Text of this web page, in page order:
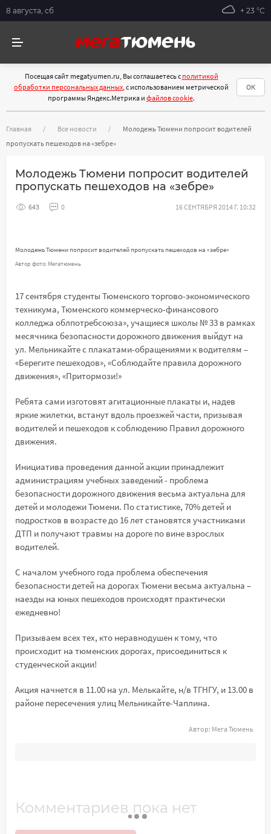
8 августа, сб + 23 °С
Посещая сайт megatyumen.ru, Вы соглашаетесь с политикой
обработки персональных данных, с использованием метрической
программы Яндекс.Метрика и файлов cookie.
ОК
Главная Все новости
Молодежь Тюмени попросит водителей
пропускать пешеходов на «зебре»
Молодежь Тюмени попросит водителей
пропускать пешеходов на «зебре»
643 0 16 СЕНТЯБРЯ 2014 Г. 10:32
Молодежь Тюмени попросит водителей пропускать пешеходов на «зебре»
Автор фото: Мегатюмень
17 сентября студенты Тюменского торгово-экономического
техникума, Тюменского коммерческо-финансового
колледжа облпотребсоюза», учащиеся школы № 33 в рамках
месячника безопасности дорожного движения выйдут на
ул. Мельникайте с плакатами-обращениями к водителям –
«Берегите пешеходов», «Соблюдайте правила дорожного
движения», «Притормози!»
Ребята сами изготовят агитационные плакаты и, надев
яркие жилетки, встанут вдоль проезжей части, призывая
водителей и пешеходов к соблюдению Правил дорожного
движения.
Инициатива проведения данной акции принадлежит
администрациям учебных заведений - проблема
безопасности дорожного движения весьма актуальна для
детей и молодежи Тюмени. По статистике, 70% детей и
подростков в возрасте до 16 лет становятся участниками
ДТП и получают травмы на дороге по вине взрослых
водителей.
С началом учебного года проблема обеспечения
безопасности детей на дорогах Тюмени весьма актуальна –
наезды на юных пешеходов происходят практически
ежедневно!
Призываем всех тех, кто неравнодушен к тому, что
происходит на тюменских дорогах, присоединиться к
студенческой акции!
Акция начнется в 11.00 на ул. Мелькайте, н/в ТГНГУ, и 13.00 в
районе пересечения улиц Мельникайте-Чаплина.
Автор: Мега Тюмень
Комментариев пока нет